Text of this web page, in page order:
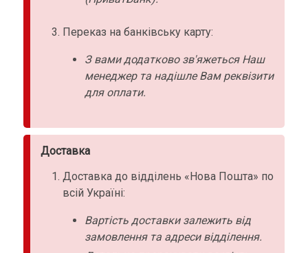
Переказ на банківську карту:
З вами додатково зв'яжеться Наш
менеджер та надішле Вам реквізити
для оплати.
Доставка
Доставка до відділень «Нова Пошта» по
всій Україні:
Вартість доставки залежить від
замовлення та адреси відділення.